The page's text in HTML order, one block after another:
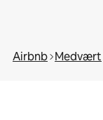
Airbnb Medvært